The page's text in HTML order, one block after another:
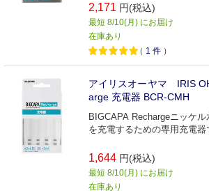
2,171 円(税込)
最短 8/10(月) にお届け
在庫あり
（ 1 件 ）
アイリスオーヤマ IRIS
arge 充電器 BCR-CMH
BIGCAPA Rechargeニッケ
を充電するための専用充電器
1,644 円(税込)
最短 8/10(月) にお届け
在庫あり